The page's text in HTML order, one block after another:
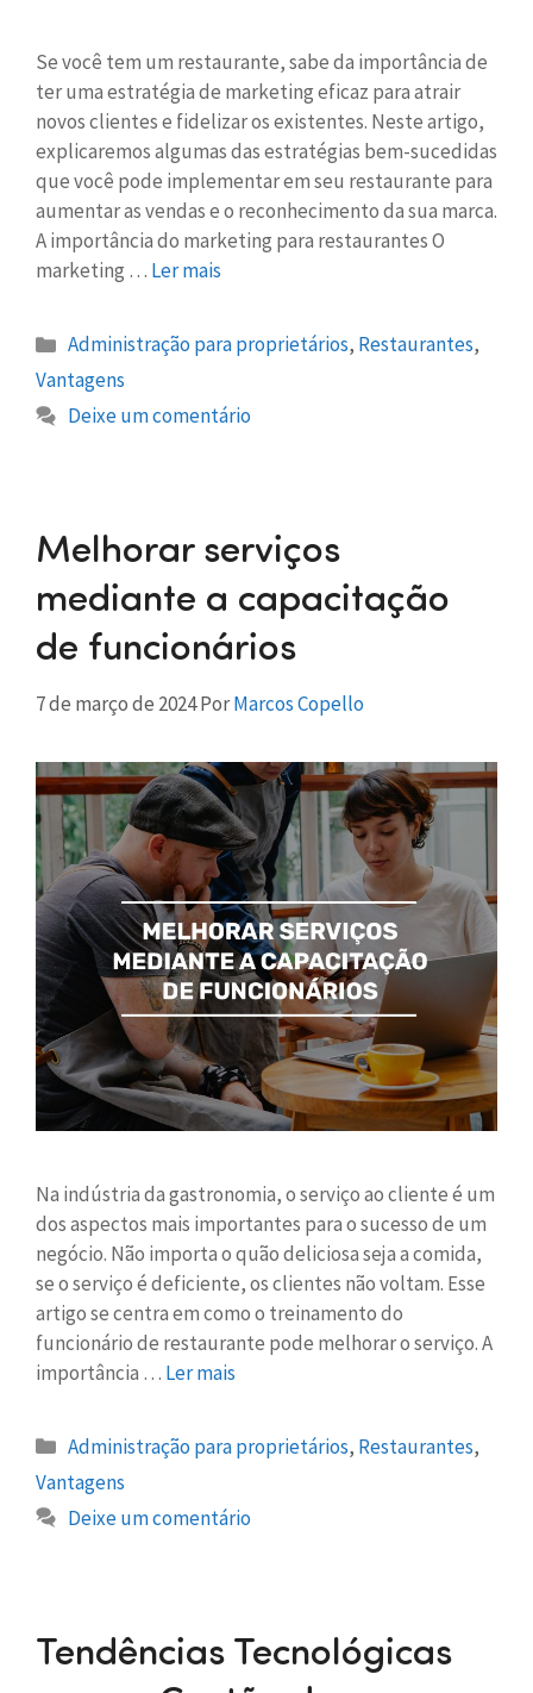
Se você tem um restaurante, sabe da importância de
ter uma estratégia de marketing eficaz para atrair
novos clientes e fidelizar os existentes. Neste artigo,
explicaremos algumas das estratégias bem-sucedidas
que você pode implementar em seu restaurante para
aumentar as vendas e o reconhecimento da sua marca.
A importância do marketing para restaurantes O
marketing … Ler mais
Administração para proprietários, Restaurantes,
Vantagens
Deixe um comentário
Melhorar serviços
mediante a capacitação
de funcionários
7 de março de 2024PorMarcos Copello
Na indústria da gastronomia, o serviço ao cliente é um
dos aspectos mais importantes para o sucesso de um
negócio. Não importa o quão deliciosa seja a comida,
se o serviço é deficiente, os clientes não voltam. Esse
artigo se centra em como o treinamento do
funcionário de restaurante pode melhorar o serviço. A
importância … Ler mais
Administração para proprietários, Restaurantes,
Vantagens
Deixe um comentário
Tendências Tecnológicas